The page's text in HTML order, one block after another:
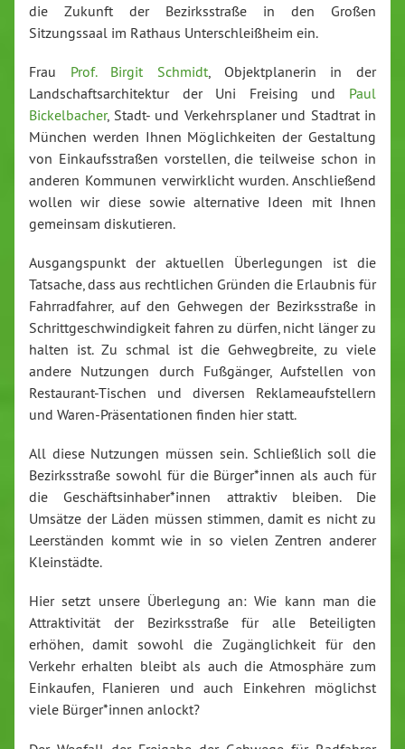
die Zukunft der Bezirksstraße in den Großen
Sitzungssaal im Rathaus Unterschleißheim ein.
Frau Prof. Birgit Schmidt , Objektplanerin in der
Landschaftsarchitektur der Uni Freising und Paul
Bickelbacher, Stadt- und Verkehrsplaner und Stadtrat in
München werden Ihnen Möglichkeiten der Gestaltung
von Einkaufsstraßen vorstellen, die teilweise schon in
anderen Kommunen verwirklicht wurden. Anschließend
wollen wir diese sowie alternative Ideen mit Ihnen
gemeinsam diskutieren.
Ausgangspunkt der aktuellen Überlegungen ist die
Tatsache, dass aus rechtlichen Gründen die Erlaubnis für
Fahrradfahrer, auf den Gehwegen der Bezirksstraße in
Schrittgeschwindigkeit fahren zu dürfen, nicht länger zu
halten ist. Zu schmal ist die Gehwegbreite, zu viele
andere Nutzungen durch Fußgänger, Aufstellen von
Restaurant-Tischen und diversen Reklameaufstellern
und Waren-Präsentationen finden hier statt.
All diese Nutzungen müssen sein. Schließlich soll die
Bezirksstraße sowohl für die Bürger*innen als auch für
die Geschäftsinhaber*innen attraktiv bleiben. Die
Umsätze der Läden müssen stimmen, damit es nicht zu
Leerständen kommt wie in so vielen Zentren anderer
Kleinstädte.
Hier setzt unsere Überlegung an: Wie kann man die
Attraktivität der Bezirksstraße für alle Beteiligten
erhöhen, damit sowohl die Zugänglichkeit für den
Verkehr erhalten bleibt als auch die Atmosphäre zum
Einkaufen, Flanieren und auch Einkehren möglichst
viele Bürger*innen anlockt?